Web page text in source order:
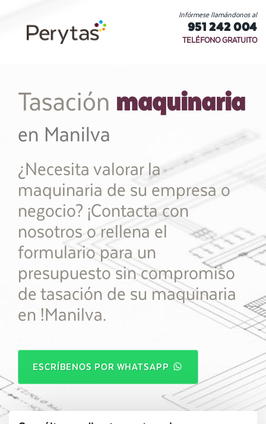
Infórmese llamándonos al
951 242 004
TELÉFONO GRATUITO
Tasación maquinaria
en Manilva
¿Necesita valorar la
maquinaria de su empresa o
negocio? ¡Contacta con
nosotros o rellena el
formulario para un
presupuesto sin compromiso
de tasación de su maquinaria
en !Manilva.
ESCRÍBENOS POR WHATSAPP